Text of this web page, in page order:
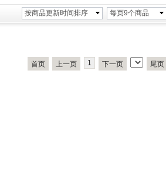
按商品更新时间排序 每页9个商品
首页 上一页 1 下一页 尾页